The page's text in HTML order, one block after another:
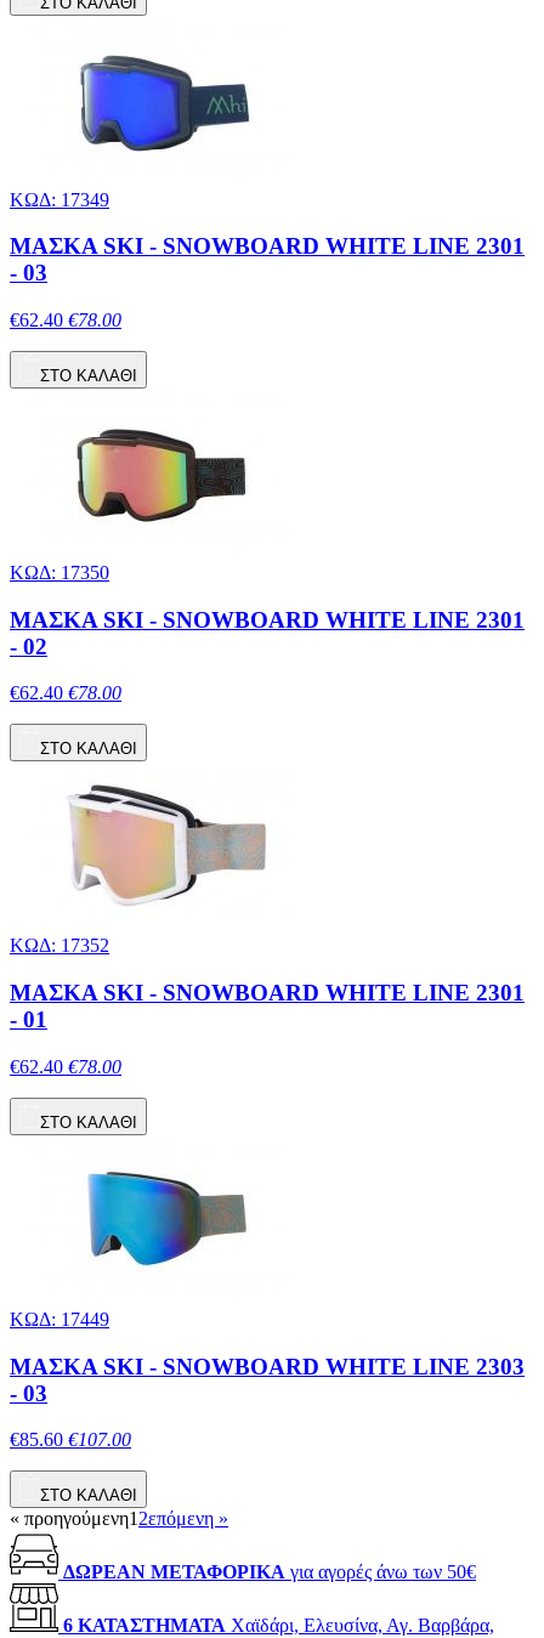
ΚΩΔ: 17349
ΜΑΣΚΑ SKI - SNOWBOARD WHITE LINE 2301
- 03
€62.40 €78.00
ΣΤΟ ΚΑΛΑΘΙ
ΚΩΔ: 17350
ΜΑΣΚΑ SKI - SNOWBOARD WHITE LINE 2301
- 02
€62.40 €78.00
ΣΤΟ ΚΑΛΑΘΙ
ΚΩΔ: 17352
ΜΑΣΚΑ SKI - SNOWBOARD WHITE LINE 2301
- 01
€62.40 €78.00
ΣΤΟ ΚΑΛΑΘΙ
ΚΩΔ: 17449
ΜΑΣΚΑ SKI - SNOWBOARD WHITE LINE 2303
- 03
€85.60 €107.00
ΣΤΟ ΚΑΛΑΘΙ
« προηγούμενη1 2επόμενη »
ΔΩΡΕΑΝ ΜΕΤΑΦΟΡΙΚΑ για αγορές άνω των 50€
6 ΚΑΤΑΣΤΗΜΑΤΑ Χαϊδάρι, Ελευσίνα, Αγ. Βαρβάρα,